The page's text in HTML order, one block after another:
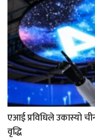
एआई प्रविधिले उकास्यो
वृद्धि